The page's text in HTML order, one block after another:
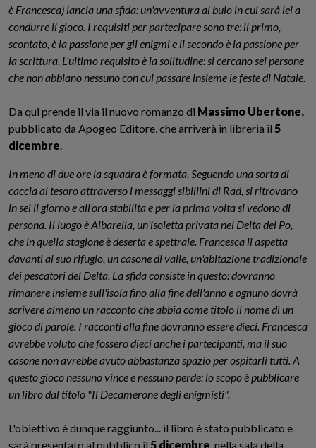
è Francesca) lancia una sfida: un'avventura al buio in cui sarà lei a
condurre il gioco. I requisiti per partecipare sono tre: il primo,
scontato, è la passione per gli enigmi e il secondo è la passione per
la scrittura. L'ultimo requisito è la solitudine: si cercano sei persone
che non abbiano nessuno con cui passare insieme le feste di Natale.
Da qui prende il via il nuovo romanzo di Massimo Ubertone,
pubblicato da Apogeo Editore, che arriverà in libreria il 5
dicembre.
In meno di due ore la squadra è formata. Seguendo una sorta di
caccia al tesoro attraverso i messaggi sibillini di Rad, si ritrovano
in sei il giorno e all'ora stabilita e per la prima volta si vedono di
persona. Il luogo è Albarella, un'isoletta privata nel Delta del Po,
che in quella stagione è deserta e spettrale. Francesca li aspetta
davanti al suo rifugio, un casone di valle, un'abitazione tradizionale
dei pescatori del Delta. La sfida consiste in questo: dovranno
rimanere insieme sull'isola fino alla fine dell'anno e ognuno dovrà
scrivere almeno un racconto che abbia come titolo il nome di un
gioco di parole. I racconti alla fine dovranno essere dieci. Francesca
avrebbe voluto che fossero dieci anche i partecipanti, ma il suo
casone non avrebbe avuto abbastanza spazio per ospitarli tutti. A
questo gioco nessuno vince e nessuno perde: lo scopo è pubblicare
un libro dal titolo "Il Decamerone degli enigmisti".
L'obiettivo è dunque raggiunto... il libro è stato pubblicato e
sarà presentato al pubblico il 5 dicembre, nella sala della